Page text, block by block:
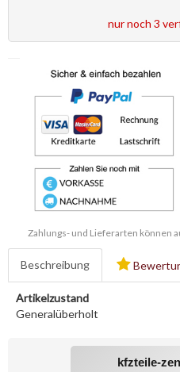
nur noch 3
Zahlungs- und Lieferarten können
Beschreibung
Artikelzustand
Generalüberholt
kfzteile-